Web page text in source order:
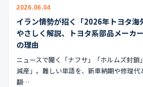
2026.06.04
イラン情勢が招く「2026年トヨタ海
やさしく解説、トヨタ系部品メーカ
の理由
ニュースで聞く「ナフサ」「ホルムズ封鎖
減産」。難しい単語を、新車納期や修理
翻…